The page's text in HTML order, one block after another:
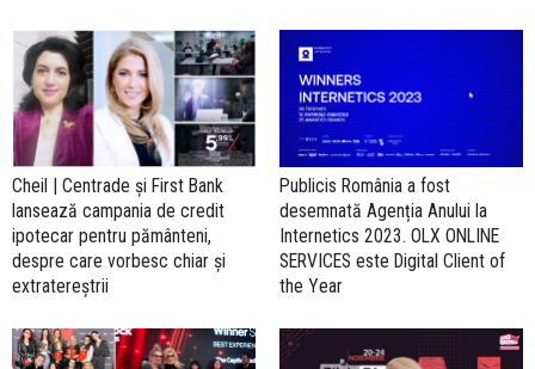
Cheil | Centrade și First Bank
lansează campania de credit
ipotecar pentru pământeni,
despre care vorbesc chiar și
extratereștrii
Publicis România a fost
desemnată Agenția Anului la
Internetics 2023. OLX ONLINE
SERVICES este Digital Client of
the Year